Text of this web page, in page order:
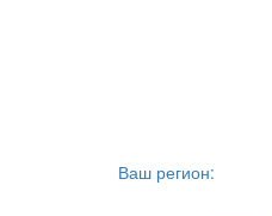
Ваш регион: